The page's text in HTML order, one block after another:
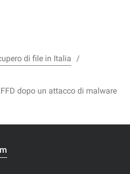
di file in Italia
dopo un attacco di malware